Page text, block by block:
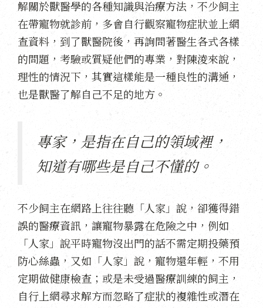
解關於獸醫學的各種知識與治療方法，不少飼主
在帶寵物就診前，多會自行觀察寵物症狀並上網
查資料，到了獸醫院後，再詢問著醫生各式各樣
的問題，考驗或質疑他們的專業，對陳淩來說，
理性的情況下，其實這樣能是一種良性的溝通，
也是獸醫了解自己不足的地方。
專家，是指在自己的領域裡，
知道有哪些是自己不懂的。
不少飼主在網路上往往聽「人家」說，卻獲得錯
誤的醫療資訊，讓寵物暴露在危險之中，例如
「人家」說平時寵物沒出門的話不需定期投藥預
防心絲蟲，又如「人家」說，寵物還年輕，不用
定期做健康檢查；或是未受過醫療訓練的飼主，
自行上網尋求解方而忽略了症狀的複雜性或潛在